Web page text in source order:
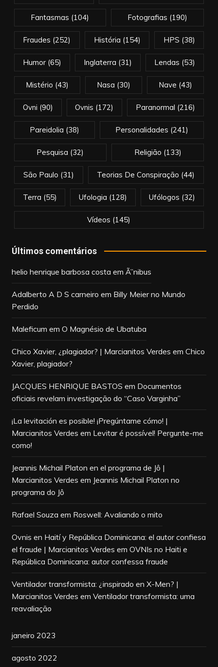
Fantasmas (104) Fotografias (190)
Fraudes (252) História (154) HPS (38)
Humor(65) Inglaterra (31) Lendas (53)
Mistério (43) Nasa (30) Nave (43)
Ovni (90) Ovnis (172) Paranormal (216)
Pareidolia (38) Personalidades (241)
Pesquisa (32) Religião (133)
São Paulo (31) Teorias De Conspiração (44)
Terra (55) Ufologia (128) Ufólogos (32)
Vídeos (145)
Últimos comentários
helio henrique barbosa costa em Ã”nibus
Adalberto A D S carneiro em Billy Meier no Mundo
Perdido
Maleficum em O Magnésio de Ubatuba
Chico Xavier, ¿plagiador? | Marcianitos Verdes em Chico
Xavier, plagiador?
JACQUES HENRIQUE BASTOS em Documentos
oficiais revelam investigação do “Caso Varginha”
¡La levitación es posible! ¡Pregúntame cómo! |
Marcianitos Verdes em Levitar é possível! Pergunte-me
como!
Jeannis Michail Platon en el programa de Jô |
Marcianitos Verdes em Jeannis Michail Platon no
programa do Jô
Rafael Souza em Roswell: Avaliando o mito
Ovnis en Haití y República Dominicana: el autor confiesa
el fraude | Marcianitos Verdes em OVNIs no Haiti e
República Dominicana: autor confessa fraude
Ventilador transformista: ¿inspirado en X-Men? |
Marcianitos Verdes em Ventilador transformista: uma
reavaliação
janeiro 2023
agosto 2022